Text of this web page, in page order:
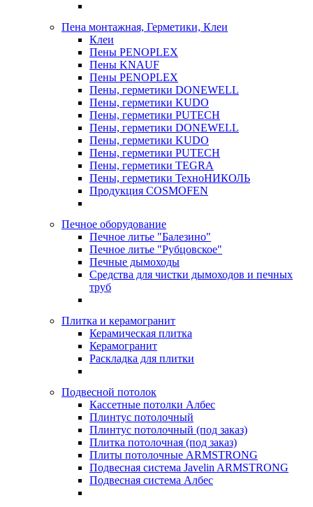
Пена монтажная, Герметики, Клеи
Клеи
Пены PENOPLEX
Пены KNAUF
Пены PENOPLEX
Пены, герметики DONEWELL
Пены, герметики KUDO
Пены, герметики PUTECH
Пены, герметики DONEWELL
Пены, герметики KUDO
Пены, герметики PUTECH
Пены, герметики TEGRA
Пены, герметики ТехноНИКОЛЬ
Продукция COSMOFEN
Печное оборудование
Печное литье "Балезино"
Печное литье "Рубцовское"
Печные дымоходы
Средства для чистки дымоходов и печных
труб
Плитка и керамогранит
Керамическая плитка
Керамогранит
Раскладка для плитки
Подвесной потолок
Кассетные потолки Албес
Плинтус потолочный
Плинтус потолочный (под заказ)
Плитка потолочная (под заказ)
Плиты потолочные ARMSTRONG
Подвесная система Javelin ARMSTRONG
Подвесная система Албес